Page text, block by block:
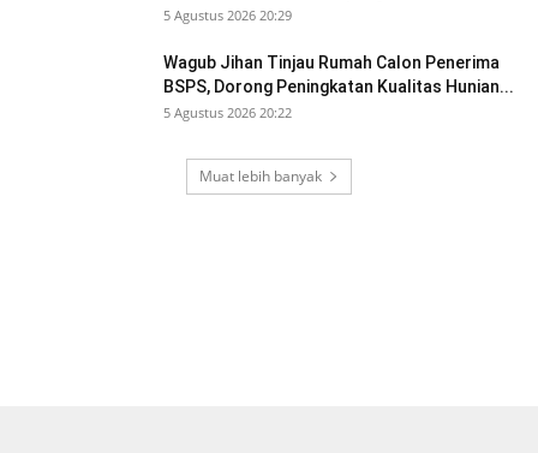
5 Agustus 2026 20:29
Wagub Jihan Tinjau Rumah Calon Penerima
BSPS, Dorong Peningkatan Kualitas Hunian...
5 Agustus 2026 20:22
Muat lebih banyak